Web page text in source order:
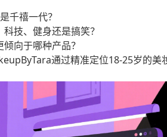
千禧一代？
科技、健身还是搞笑？
倾向于哪种产品？
通过精准定位18-25岁的